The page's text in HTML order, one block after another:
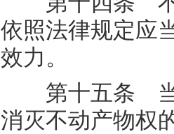
依照法律规定应
效力。
第十五条 当
消灭不动产物权